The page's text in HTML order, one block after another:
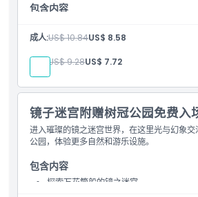
包含内容
免费进入空中花园
成人:US$ 10.84US$ 8.58
儿童: US$ 9.28US$ 7.72
镜子迷宫附赠树冠公园免费入
进入璀璨的镜之迷宫世界，在这里光与幻象
公园，体验更多自然和游乐设施。
包含内容
探索万花筒般的镜之迷宫